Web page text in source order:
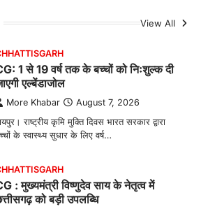
View All
की दिशा में जिले के नगरी…
1 से 19 वर्ष तक के बच्चों को निःशुल्क दी
एल्बेंडाजोल
More Khabar August 7, 2026
राष्ट्रीय कृमि मुक्ति दिवस भारत सरकार द्वारा
के स्वास्थ्य सुधार के लिए वर्ष…
: मुख्यमंत्री विष्णुदेव साय के नेतृत्व में
को बड़ी उपलब्धि